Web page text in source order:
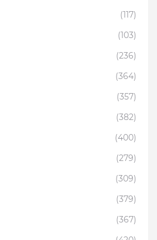
(117)
(103)
(236)
(364)
(357)
(382)
(400)
(279)
(309)
(379)
(367)